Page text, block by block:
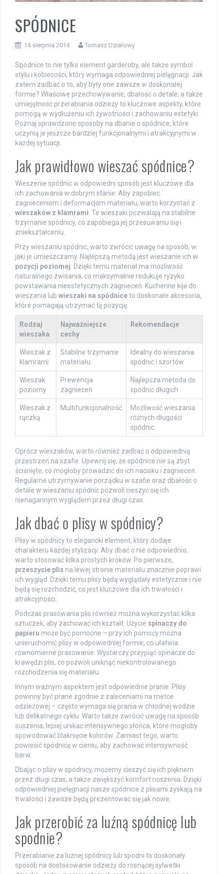
SPÓDNICE
14 sierpnia 2014 Tomasz Działowy
Spódnice to nie tylko element garderoby, ale także symbol
stylu i kobiecości, który wymaga odpowiedniej pielęgnacji. Jak
zatem zadbać o to, aby były one zawsze w doskonałej
formie? Właściwe przechowywanie, dbałość o detale, a także
umiejętność przerabiania odzieży to kluczowe aspekty, które
pomogą w wydłużeniu ich żywotności i zachowaniu estetyki.
Poznaj sprawdzone sposoby na dbanie o spódnice, które
uczynią je jeszcze bardziej funkcjonalnymi i atrakcyjnymi w
każdej sytuacji.
Jak prawidłowo wieszać spódnice?
Wieszenie spódnic w odpowiedni sposób jest kluczowe dla
ich zachowania w dobrym stanie. Aby zapobiec
zagnieceniom i deformacjom materiału, warto korzystać z
wieszaków z klamrami . Te wieszaki pozwalają na stabilne
trzymanie spódnicy, co zapobiega jej przesuwaniu się i
zniekształceniu.
Przy wieszaniu spódnic, warto zwrócić uwagę na sposób, w
jaki je umieszczamy. Najlepszą metodą jest wieszanie ich w
pozycji poziomej . Dzięki temu materiał ma możliwość
naturalnego zwisania, co maksymalnie redukuje ryzyko
powstawania nieestetycznych zagnieceń. Kuchenne kije do
wieszania lub wieszaki na spódniceto doskonałe akcesoria,
które pomagają utrzymać tę pozycję.
Rodzaj
wieszaka
Najważniejsze
cechy
Rekomendacje
Wieszak z
klamrami
Stabilne trzymanie
materiału
Idealny do wieszania
spódnic i szortów
Wieszak
poziomy
Prewencja
zagnieceń
Najlepsza metoda do
spódnic długich
Wieszak z
rączką
Multifunkcjonalność
Możliwość wieszania
różnych długości
spódnic
Oprócz wieszaków, warto również zadbać o odpowiednią
przestrzeń na szafie. Upewnij się, że spódnice nie są zbyt
ściśnięte, co mogłoby prowadzić do ich nacisku i zagnieceń.
Regularne utrzymywanie porządku w szafie oraz dbałość o
detale w wieszaniu spódnic pozwoli cieszyć się ich
nienagannym wyglądem przez długi czas.
Jak dbać o plisy w spódnicy?
Plisy w spódnicy to elegancki element, który dodaje
charakteru każdej stylizacji. Aby dbać o nie odpowiednio,
warto stosować kilka prostych kroków. Po pierwsze,
przeszycie plis na lewej stronie materiału znacznie poprawi
ich wygląd. Dzięki temu plisy będą wyglądały estetycznie i nie
będą się rozchodzić, co jest kluczowe dla ich trwałości i
atrakcyjności.
Podczas prasowania plis również można wykorzystać kilka
sztuczek, aby zachować ich kształt. Użycie spinaczy do
papieru może być pomocne – przy ich pomocy można
unieruchomić plisy w odpowiedniej formie, co ułatwia
równomierne prasowanie. Wystarczy przypiąć spinacze do
krawędzi plis, co pozwoli uniknąć niekontrolowanego
rozchodzenia się materiału.
Innym ważnym aspektem jest odpowiednie pranie. Plisy
powinny być prane zgodnie z zaleceniami na metce
odzieżowej – często wymaga się prania w chłodnej wodzie
lub delikatnego cyklu. Warto także zwrócić uwagę na sposób
suszenia; lepiej unikać intensywnego słońca, które mogłoby
spowodować blaknięcie kolorów. Zamiast tego, warto
powiesić spódnicę w cieniu, aby zachować intensywność
barw.
Dbając o plisy w spódnicy, możemy cieszyć się ich pięknem
przez długi czas, a także zwiększyć komfort noszenia. Dzięki
odpowiedniej pielęgnacji nasze spódnice z plisami zyskają na
trwałości i zawsze będą prezentować się jak nowe.
Jak przerobić za luźną spódnicę lub
spodnie?
Przerabianie za luźnej spódnicy lub spodni to doskonały
sposób na dostosowanie odzieży do rosnącej sylwetki